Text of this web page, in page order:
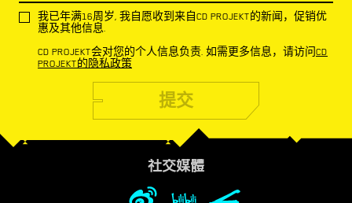
我已年满16周岁, 我自愿收到来自CD PROJEKT的新闻，促销优
惠及其他信息.
CD PROJEKT会对您的个人信息负责. 如需更多信息，请访问 CD
PROJEKT的隐私政策
提交
社交媒體